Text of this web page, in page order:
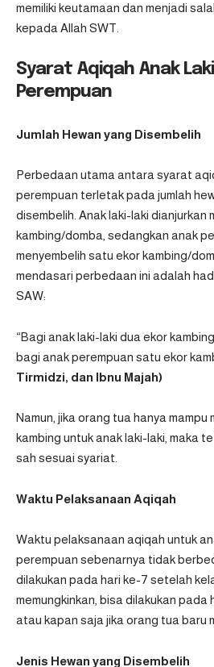
memiliki keutamaan dan menjadi
kepada Allah SWT.
Syarat Aqiqah Anak
Perempuan
Jumlah Hewan yang Disembelih
Perbedaan utama antara syarat
perempuan terletak pada jumlah
disembelih. Anak laki-laki dianjurkan
kambing/domba, sedangkan anak
menyembelih satu ekor kambing/
mendasari perbedaan ini adalah
SAW:
“Bagi anak laki-laki dua ekor
bagi anak perempuan satu ekor
Tirmidzi, dan Ibnu Majah)
Namun, jika orang tua hanya
kambing untuk anak laki-laki, maka
sah sesuai syariat.
Waktu Pelaksanaan Aqiqah
Waktu pelaksanaan aqiqah untuk
perempuan sebenarnya tidak
dilakukan pada hari ke-7 setelah
memungkinkan, bisa dilakukan pada
atau kapan saja jika orang tua baru
Jenis Hewan yang Disembelih